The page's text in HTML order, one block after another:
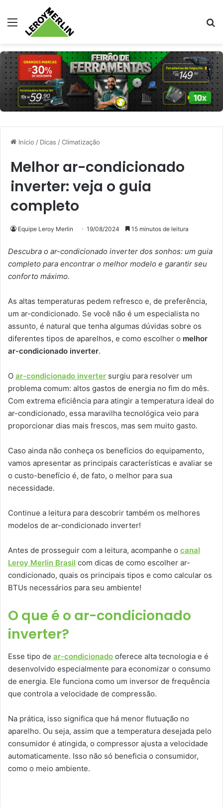
Menu
Início / Dicas /Climatização
Melhor ar-condicionado
inverter: veja o guia
completo
Equipe Leroy Merlin 19/08/2024 15 minutos de leitura
Descubra o ar-condicionado inverter dos sonhos: um guia
completo para encontrar o melhor modelo e garantir seu
conforto máximo.
As altas temperaturas pedem refresco e, de preferência,
um ar-condicionado. Se você não é um especialista no
assunto, é natural que tenha algumas dúvidas sobre os
diferentes tipos de aparelhos, e como escolher o melhor
ar-condicionado inverter.
O ar-condicionado inverter surgiu para resolver um
problema comum: altos gastos de energia no fim do mês.
Com extrema eficiência para atingir a temperatura ideal do
ar-condicionado, essa maravilha tecnológica veio para
proporcionar dias mais frescos, mas sem muito gasto.
Caso ainda não conheça os benefícios do equipamento,
vamos apresentar as principais características e avaliar se
o custo-benefício é, de fato, o melhor para sua
necessidade.
Continue a leitura para descobrir também os melhores
modelos de ar-condicionado inverter!
Antes de prosseguir com a leitura, acompanhe o canal
Leroy Merlin Brasil com dicas de como escolher ar-
condicionado, quais os principais tipos e como calcular os
BTUs necessários para seu ambiente!
O que é o ar-condicionado
inverter?
Esse tipo de ar-condicionado oferece alta tecnologia e é
desenvolvido especialmente para economizar o consumo
de energia. Ele funciona como um inversor de frequência
que controla a velocidade de compressão.
Na prática, isso significa que há menor flutuação no
aparelho. Ou seja, assim que a temperatura desejada pelo
consumidor é atingida, o compressor ajusta a velocidade
automaticamente. Isso não só beneficia o consumidor,
como o meio ambiente.